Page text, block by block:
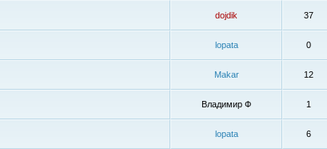
dojdik 37
lopata 0
Makar 12
Владимир Ф 1
lopata 6